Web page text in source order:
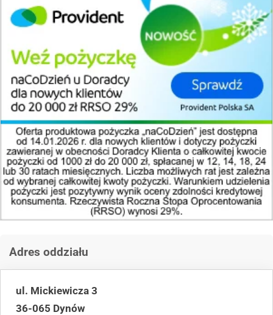
Adres oddziału
ul. Mickiewicza 3
36-065 Dynów